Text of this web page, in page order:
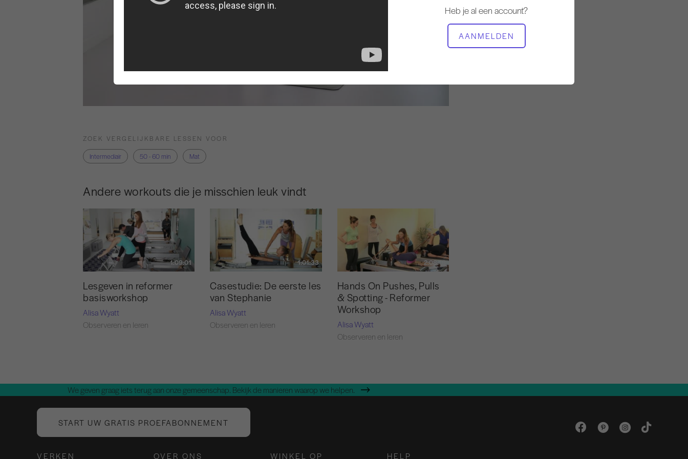
Heb je al een account?
AANMELDEN
Mat
ZOEK VERGELIJKBARE LESSEN VOOR
Intermediair
50 - 60 min Mat
Andere workouts die je misschien leuk vindt
1:09:01
Lesgeven in reformer
basisworkshop
Alisa Wyatt
Observeren en leren
1:01:33
Casestudie: De eerste les
van Stephanie
Alisa Wyatt
Observeren en leren
2:08:16
Hands On Pushes, Pulls
& Spotting - Reformer
Workshop
Alisa Wyatt
Observeren en leren
We geven graag iets terug aan onze gemeenschap. Bekijk de manieren waarop we helpen.
START UW GRATIS PROEFABONNEMENT
VERKEN OVER ONS WINKEL OP HELP